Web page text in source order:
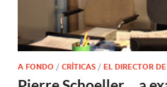
A FONDO / CRÍTICAS / EL DIRECTOR